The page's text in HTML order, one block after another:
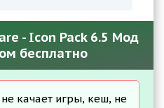
- Icon Pack 6.5 Мод
бесплатно
не качает игры, кеш, не